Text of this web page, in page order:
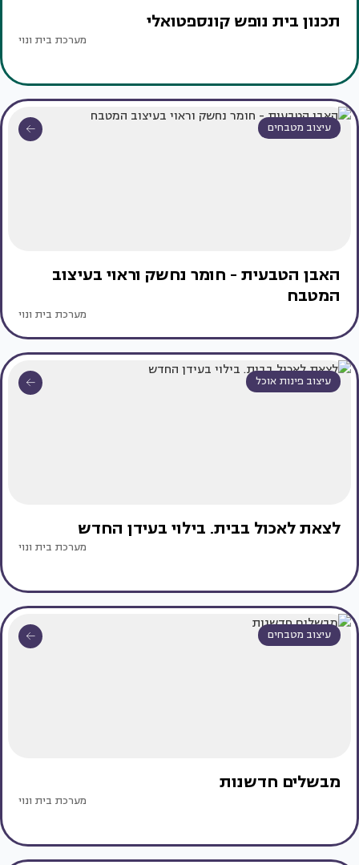
תכנון בית נופש קונספטואלי
מערכת בית ונוי
עיצוב מטבחים
האבן הטבעית - חומר נחשק וראוי בעיצוב
המטבח
מערכת בית ונוי
עיצוב פינות אוכל
לצאת לאכול בבית. בילוי בעידן החדש
מערכת בית ונוי
עיצוב מטבחים
מבשלים חדשנות
מערכת בית ונוי